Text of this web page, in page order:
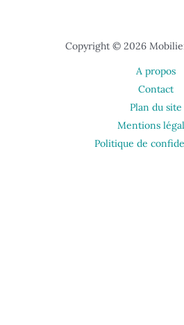
Copyright © 2026
A propos
Contact
Plan du site
Mentions
Politique de